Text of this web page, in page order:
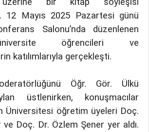
12 Mayıs 2025 Pazartesi günü
Salonu’nda düzenlenen
öğrencileri ve
katılımlarıyla gerçekleşti.
Öğr. Gör. Ülkü
üstlenirken, konuşmacılar
Üniversitesi öğretim üyeleri Doç.
ve Doç. Dr. Özlem Şener yer aldı.